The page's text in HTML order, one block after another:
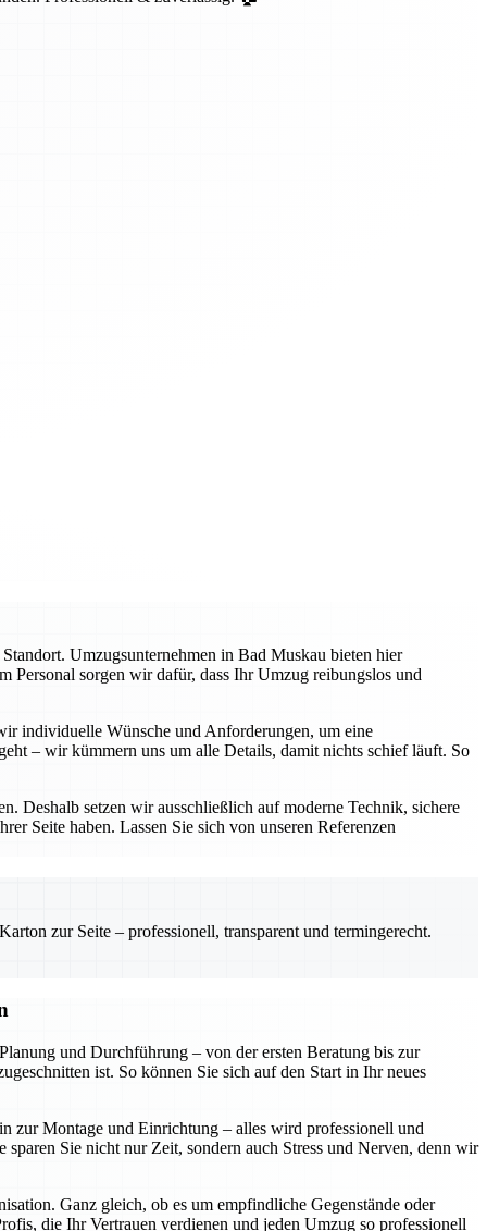
Umzugsunternehmen in Bad Muskau bieten hier
Personal sorgen wir dafür, dass Ihr Umzug reibungslos und
individuelle Wünsche und Anforderungen, um eine
– wir kümmern uns um alle Details, damit nichts schief läuft. So
Deshalb setzen wir ausschließlich auf moderne Technik, sichere
Seite haben. Lassen Sie sich von unseren Referenzen
zur Seite – professionell, transparent und termingerecht.
und Durchführung – von der ersten Beratung bis zur
ist. So können Sie sich auf den Start in Ihr neues
zur Montage und Einrichtung – alles wird professionell und
Sie nicht nur Zeit, sondern auch Stress und Nerven, denn wir
Ganz gleich, ob es um empfindliche Gegenstände oder
die Ihr Vertrauen verdienen und jeden Umzug so professionell